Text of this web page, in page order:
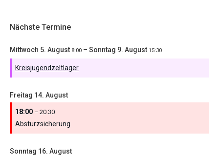
Nächste Termine
Mittwoch 5. August 8:00 – Sonntag 9. August 15:30
Kreisjugendzeltlager
Freitag 14. August
18:00 – 20:30
Absturzsicherung
Sonntag 16. August